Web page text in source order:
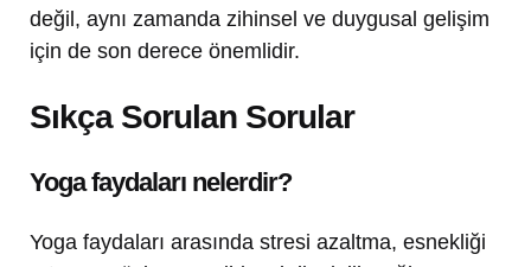
değil, aynı zamanda zihinsel ve duygusal gelişim
için de son derece önemlidir.
Sıkça Sorulan Sorular
Yoga faydaları nelerdir?
Yoga faydaları arasında stresi azaltma, esnekliği